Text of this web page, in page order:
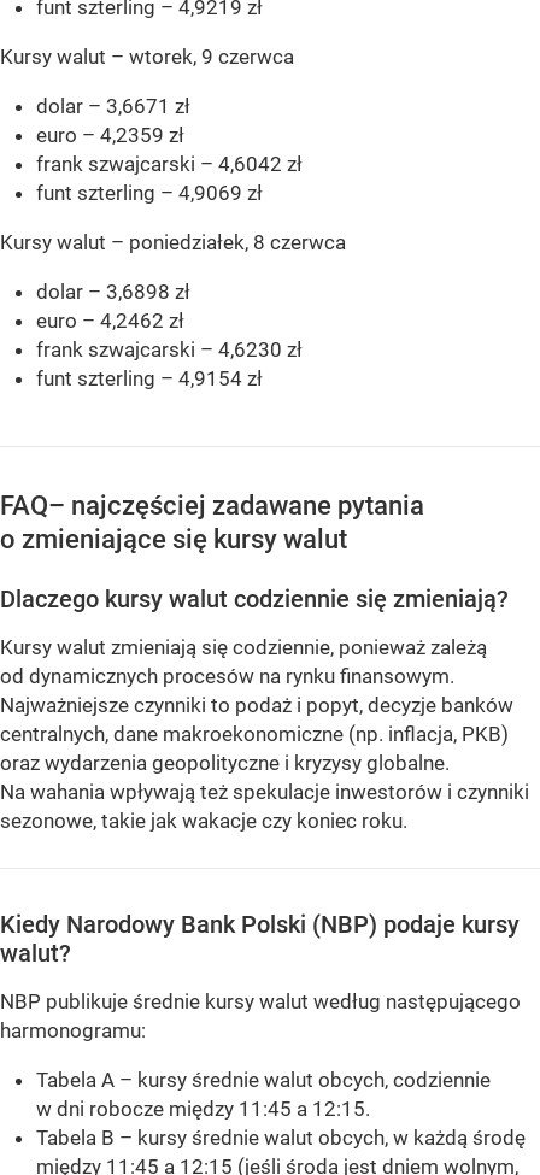
funt szterling – 4,9219 zł
Kursy walut – wtorek, 9 czerwca
dolar – 3,6671 zł
euro – 4,2359 zł
frank szwajcarski – 4,6042 zł
funt szterling – 4,9069 zł
Kursy walut – poniedziałek, 8 czerwca
dolar – 3,6898 zł
euro – 4,2462 zł
frank szwajcarski – 4,6230 zł
funt szterling – 4,9154 zł
FAQ– najczęściej zadawane pytania
o zmieniające się kursy walut
Dlaczego kursy walut codziennie się zmieniają?
Kursy walut zmieniają się codziennie, ponieważ zależą
od dynamicznych procesów na rynku finansowym.
Najważniejsze czynniki to podaż i popyt, decyzje banków
centralnych, dane makroekonomiczne (np. inflacja, PKB)
oraz wydarzenia geopolityczne i kryzysy globalne.
Na wahania wpływają też spekulacje inwestorów i czynniki
sezonowe, takie jak wakacje czy koniec roku.
Kiedy Narodowy Bank Polski (NBP) podaje kursy
walut?
NBP publikuje średnie kursy walut według następującego
harmonogramu:
Tabela A – kursy średnie walut obcych, codziennie
w dni robocze między 11:45 a 12:15.
Tabela B – kursy średnie walut obcych, w każdą środę
między 11:45 a 12:15 (jeśli środa jest dniem wolnym,